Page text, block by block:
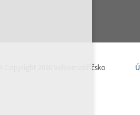
© Copyright 2026 Velkomeziříčsko